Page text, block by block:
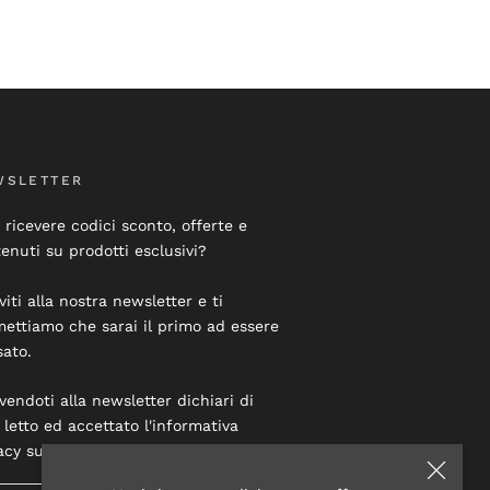
ricevere codici sconto, offerte e
su prodotti esclusivi?
alla nostra newsletter e ti
che sarai il primo ad essere
alla newsletter dichiari di
letto ed accettato l'informativa
su questo sito.